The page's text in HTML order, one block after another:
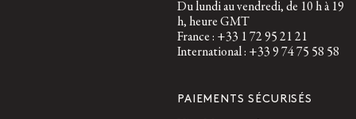
Du lundi au vendredi, de 10 h à 19
h, heure GMT
France : +33 1 72 95 21 21
International : +33 9 74 75 58 58
PAIEMENTS SÉCURISÉS